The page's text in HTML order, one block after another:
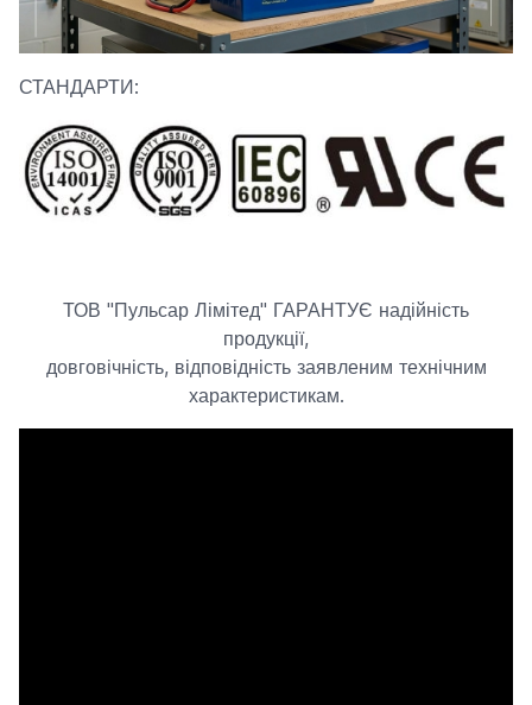
СТАНДАРТИ:
ТОВ "Пульсар Лімітед" ГАРАНТУЄ надійність
продукції,
довговічність, відповідність заявленим технічним
характеристикам.